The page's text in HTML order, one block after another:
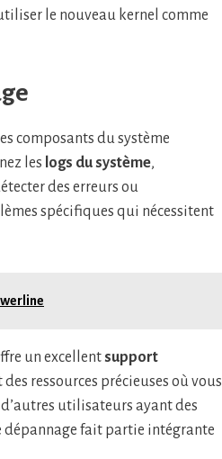
le nouveau kernel comme
composants du système
les logs du système,
des erreurs ou
spécifiques qui nécessitent
un excellentsupport
ressources précieuses où vous
utilisateurs ayant des
dépannage fait partie intégrante